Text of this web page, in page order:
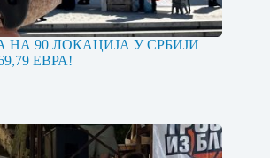
НА 90 ЛОКАЦИЈА У СРБИЈИ
ЕВРА!